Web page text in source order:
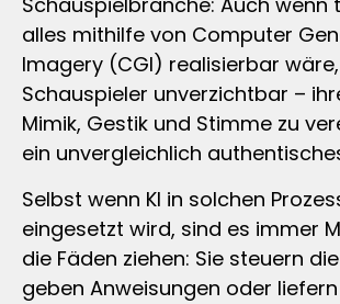
alles mithilfe von Computer
Imagery (CGI) realisierbar
Schauspieler unverzichtbar –
Mimik, Gestik und Stimme zu
ein unvergleichlich
Selbst wenn KI in solchen
eingesetzt wird, sind es immer
die Fäden ziehen: Sie steuern
geben Anweisungen oder